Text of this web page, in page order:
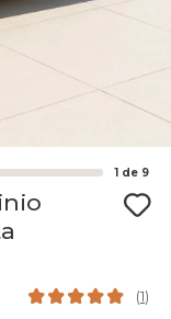
1 de 9
(1)